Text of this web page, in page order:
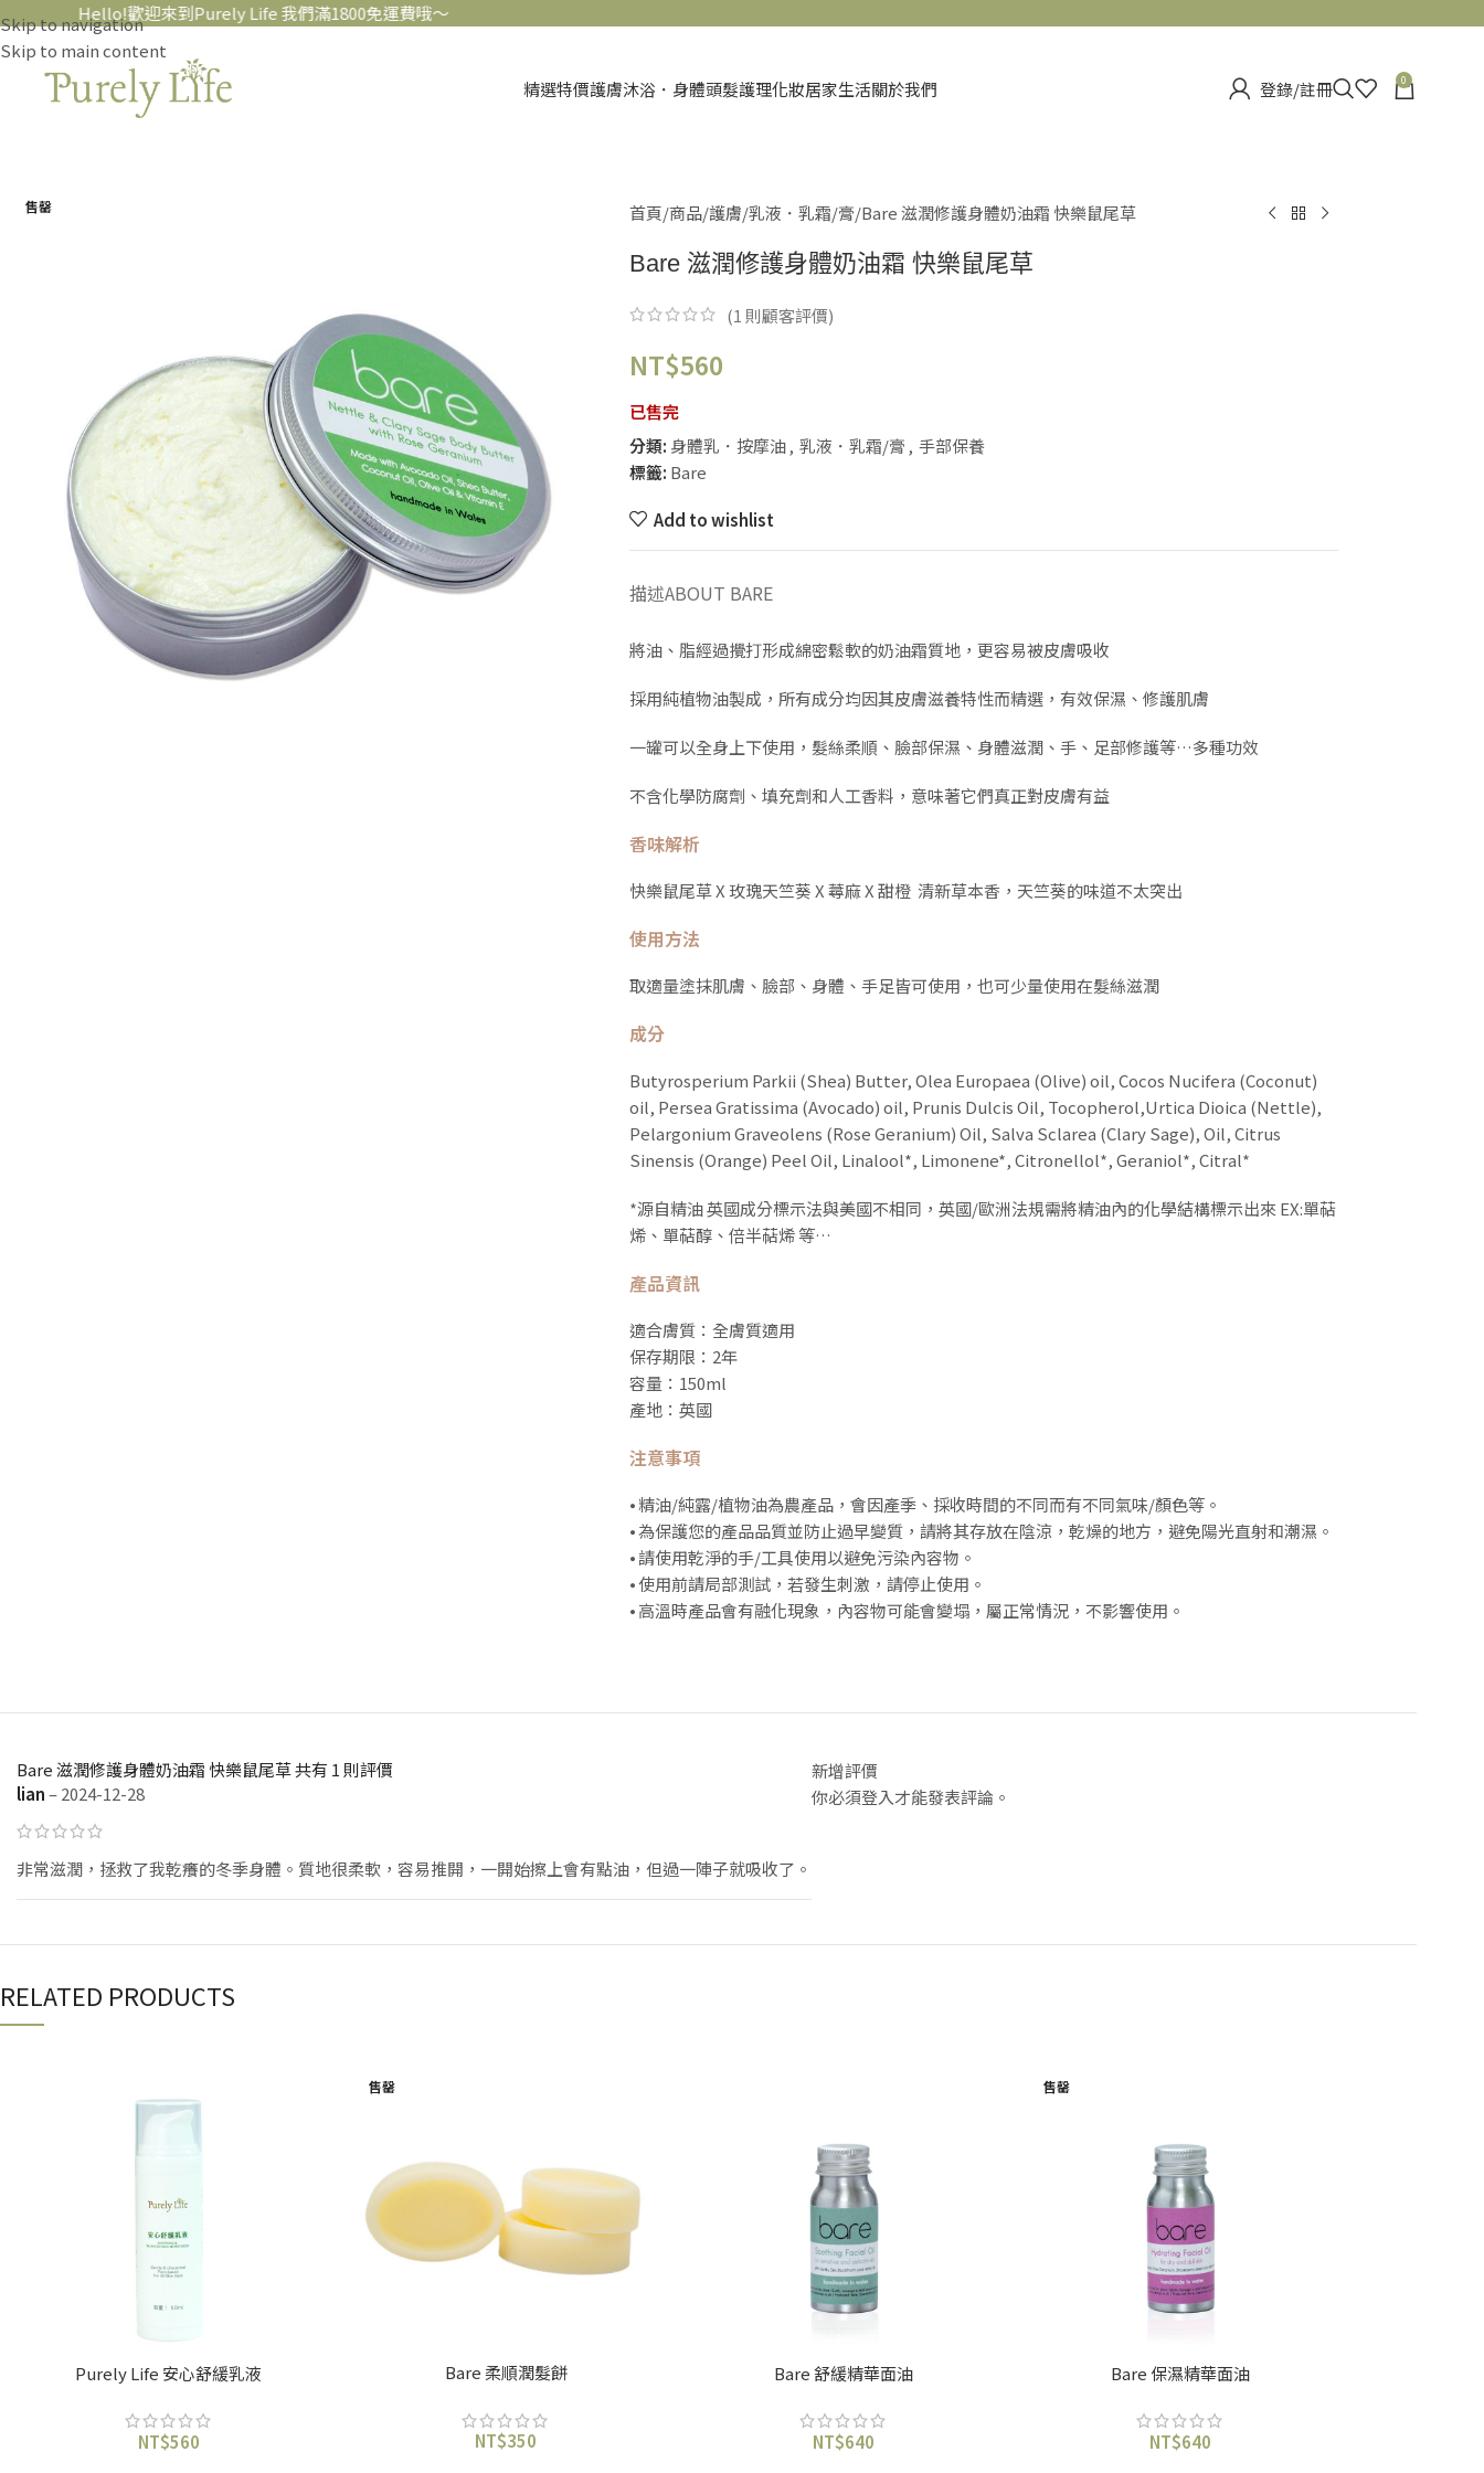
Skip to navigation
Skip to main content
Hello!歡迎來到Purely Life 我們滿1800免運費哦～
精選特價護膚沐浴．身體頭髮護理化妝居家生活關於我們 登錄/註冊 0
售罄 首頁 商品 護膚 乳液．乳霜/膏 Bare 滋潤修護身體奶油霜 快樂鼠尾草
Bare 滋潤修護身體奶油霜 快樂鼠尾草
(1 則顧客評價)
NT$560
已售完
分類: 身體乳．按摩油 , 乳液．乳霜/膏 , 手部保養
標籤: Bare
Add to wishlist
描述ABOUT BARE
將油、脂經過攪打形成綿密鬆軟的奶油霜質地，更容易被皮膚吸收
採用純植物油製成，所有成分均因其皮膚滋養特性而精選，有效保濕、修護肌膚
一罐可以全身上下使用，髮絲柔順、臉部保濕、身體滋潤、手、足部修護等…多種功效
不含化學防腐劑、填充劑和人工香料，意味著它們真正對皮膚有益
香味解析
快樂鼠尾草 X 玫瑰天竺葵 X 蕁麻 X 甜橙 清新草本香，天竺葵的味道不太突出
使用方法
取適量塗抹肌膚、臉部、身體、手足皆可使用，也可少量使用在髮絲滋潤
成分
Butyrosperium Parkii (Shea) Butter, Olea Europaea (Olive) oil, Cocos Nucifera (Coconut)
oil, Persea Gratissima (Avocado) oil, Prunis Dulcis Oil, Tocopherol,Urtica Dioica (Nettle),
Pelargonium Graveolens (Rose Geranium) Oil, Salva Sclarea (Clary Sage), Oil, Citrus
Sinensis (Orange) Peel Oil, Linalool*, Limonene*, Citronellol*, Geraniol*, Citral*
*源自精油 英國成分標示法與美國不相同，英國/歐洲法規需將精油內的化學結構標示出來 EX:單萜
烯、單萜醇、倍半萜烯 等…
產品資訊
適合膚質：全膚質適用
保存期限：2年
容量：150ml
產地：英國
注意事項
⦁ 精油/純露/植物油為農產品，會因產季、採收時間的不同而有不同氣味/顏色等。
⦁ 為保護您的產品品質並防止過早變質，請將其存放在陰涼，乾燥的地方，避免陽光直射和潮濕。
⦁ 請使用乾淨的手/工具使用以避免污染內容物。
⦁ 使用前請局部測試，若發生刺激，請停止使用。
⦁ 高溫時產品會有融化現象，內容物可能會變塌，屬正常情況，不影響使用。
Bare 滋潤修護身體奶油霜 快樂鼠尾草共有 1 則評價
lian–2024-12-28
非常滋潤，拯救了我乾癢的冬季身體。質地很柔軟，容易推開，一開始擦上會有點油，但過一陣子就吸收了。
新增評價
你必須登入才能發表評論。
RELATED PRODUCTS
Purely Life 安心舒緩乳液
NT$560
售罄
Bare 柔順潤髮餅
NT$350
Bare 舒緩精華面油
NT$640
售罄
Bare 保濕精華面油
NT$640